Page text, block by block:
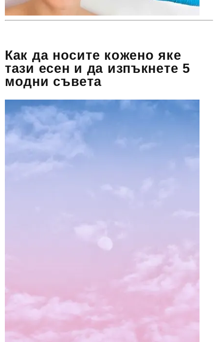
Как да носите кожено яке
тази есен и да изпъкнете 5
модни съвета